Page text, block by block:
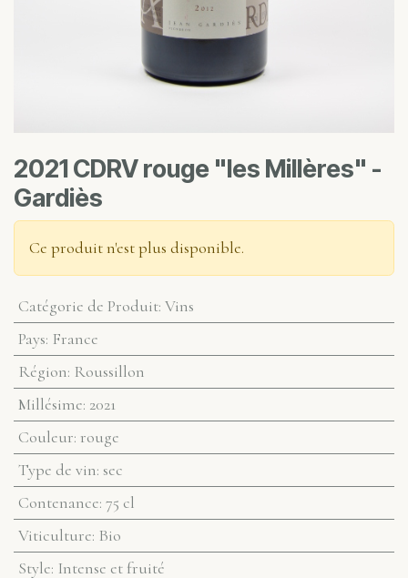
2021 CDRV rouge "les Millères" -
Gardiès
Ce produit n'est plus disponible.
Catégorie de Produit: Vins
Pays: France
Région: Roussillon
Millésime: 2021
Couleur: rouge
Type de vin: sec
Contenance: 75 cl
Viticulture: Bio
Style: Intense et fruité